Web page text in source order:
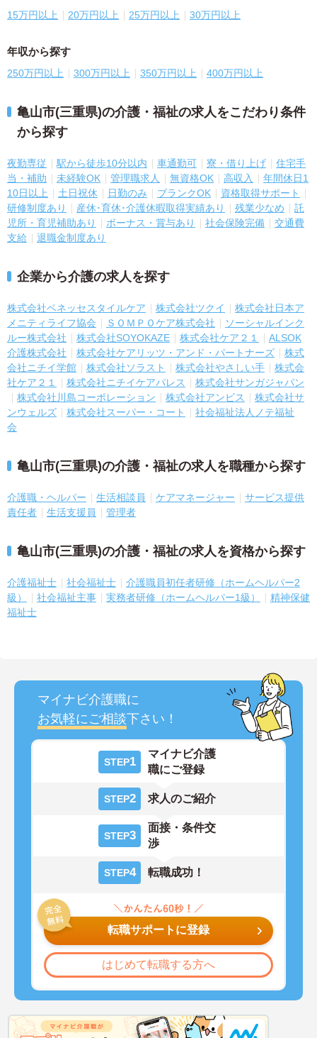
15万円以上 20万円以上 25万円以上 30万円以上
年収から探す
250万円以上 300万円以上 350万円以上 400万円以上
亀山市(三重県)の介護・福祉の求人をこだわり条件
から探す
夜勤専従 駅から徒歩10分以内 車通勤可 寮・借り上げ
住宅手
当・補助
未経験OK 管理職求人 無資格OK 高収入
年間休日1
10日以上
土日祝休 日勤のみ ブランクOK
資格取得サポート
研修制度あり
産休･育休･介護休暇取得実績あり 残業少なめ
託
児所・育児補助あり
ボーナス・賞与あり 社会保険完備
交通費
支給
退職金制度あり
企業から介護の求人を探す
株式会社ベネッセスタイルケア 株式会社ツクイ
株式会社日本ア
メニティライフ協会
ＳＯＭＰＯケア株式会社
ソーシャルインク
ルー株式会社
株式会社SOYOKAZE 株式会社ケア２１
ALSOK
介護株式会社
株式会社ケアリッツ・アンド・パートナーズ
株式
会社ニチイ学館
株式会社ソラスト 株式会社やさしい手
株式会
社ケア２１
株式会社ニチイケアパレス
株式会社サンガジャパン
株式会社川島コーポレーション
株式会社アンビス
株式会社サ
ンウェルズ
株式会社スーパー・コート
社会福祉法人ノテ福祉
会
亀山市(三重県)の介護・福祉の求人を職種から探す
介護職・ヘルパー 生活相談員 ケアマネージャー
サービス提供
責任者
生活支援員 管理者
亀山市(三重県)の介護・福祉の求人を資格から探す
介護福祉士 社会福祉士
介護職員初任者研修（ホームヘルパー2
級）
社会福祉主事 実務者研修（ホームヘルパー1級）
精神保健
福祉士
マイナビ介護職に
お気軽にご相談下さい！
STEP1
マイナビ介護
職にご登録
STEP2 求人のご紹介
STEP3
面接・条件交
渉
STEP4 転職成功！
転職サポートに登録
はじめて転職する方へ